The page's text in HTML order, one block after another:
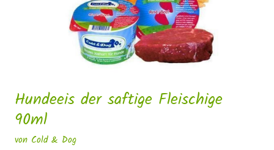
Hundeeis der saftige Fleischige
90ml
von Cold & Dog